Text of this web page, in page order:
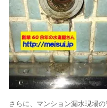
さらに、マンション漏水現場